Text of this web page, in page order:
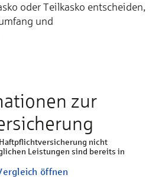
oder Teilkasko entscheiden,
und
zur
nicht
Leistungen sind bereits in
öffnen